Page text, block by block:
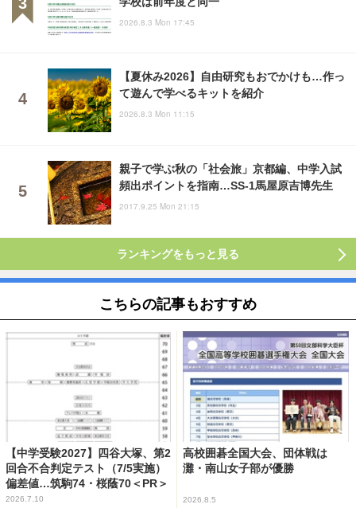
2026.8.3 Mon 17:45
【夏休み2026】自由研究もおでかけも…作っ
て遊んで学べるキットを紹介
2026.8.3 Mon 11:15
親子で学ぶ秋の「社会旅」京都編、中学入試
頻出ポイントを指南…SS-1馬屋原吉博先生
2017.9.25 Mon 21:15
ランキングをもっと見る
こちらの記事もおすすめ
【中学受験2027】四谷大塚、第2
回合不合判定テスト（7/5実施）
偏差値…筑駒74・桜蔭70＜PR＞
2026.7.10
高校囲碁全国大会、団体戦は
灘・南山女子部が優勝
2026.8.5